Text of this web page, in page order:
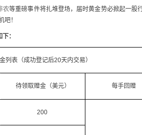
农等重磅事件将扎堆登场，届时黄金势必掀起一股
吧！
：
列表（成功登记后20天内交易）
待领取赠金（美元） 每手回赠
200